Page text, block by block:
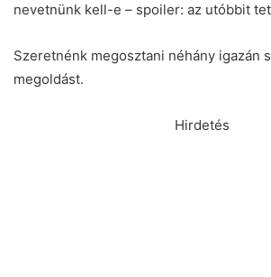
nevetnünk kell-e – spoiler: az utóbbit
Szeretnénk megosztani néhány igazán
megoldást.
Hirdetés